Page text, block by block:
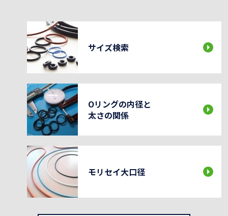
サイズ検索
Oリングの内径と
太さの関係
モリセイ大口径